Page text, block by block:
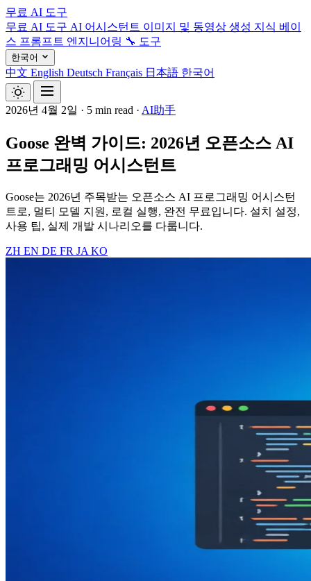
무료 AI 도구
무료 AI 도구 AI 어시스턴트 이미지 및 동영상 생성 지식 베이
스 프롬프트 엔지니어링 🔧 도구
한국어
中文 English Deutsch Français 日本語 한국어
2026년 4월 2일 · 5 min read · AI助手
Goose 완벽 가이드: 2026년 오픈소스 AI
프로그래밍 어시스턴트
Goose는 2026년 주목받는 오픈소스 AI 프로그래밍 어시스턴
트로, 멀티 모델 지원, 로컬 실행, 완전 무료입니다. 설치 설정,
사용 팁, 실제 개발 시나리오를 다룹니다.
ZH EN DE FR JA KO